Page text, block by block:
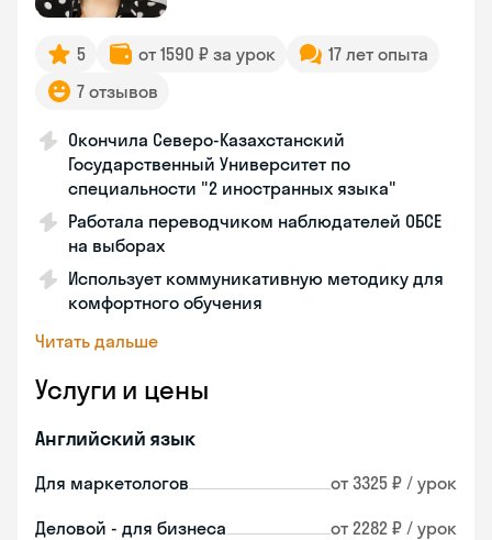
5 от 1590 ₽ за урок
17 лет опыта
7 отзывов
Окончила Северо-Казахстанский
Государственный Университет по
специальности "2 иностранных языка"
Работала переводчиком наблюдателей ОБСЕ
на выборах
Использует коммуникативную методику для
комфортного обучения
Читать дальше
Услуги и цены
Английский язык
Для маркетологов от 3325 ₽ / урок
Деловой - для бизнеса от 2282 ₽ / урок